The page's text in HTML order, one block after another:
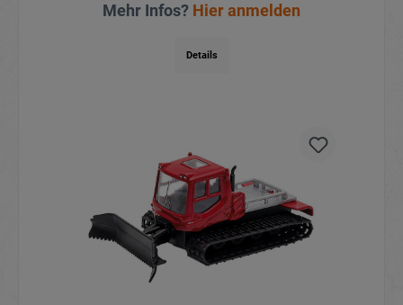
Mehr Infos? Hier anmelden
Details